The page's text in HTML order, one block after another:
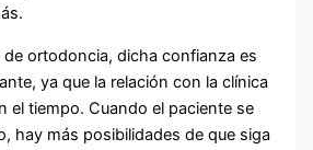
ortodoncia, dicha confianza es
ya que la relación con la clínica
el tiempo. Cuando el paciente se
hay más posibilidades de que siga